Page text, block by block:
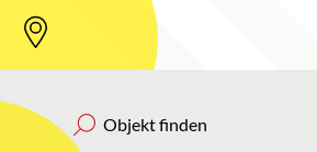
Objekt finden